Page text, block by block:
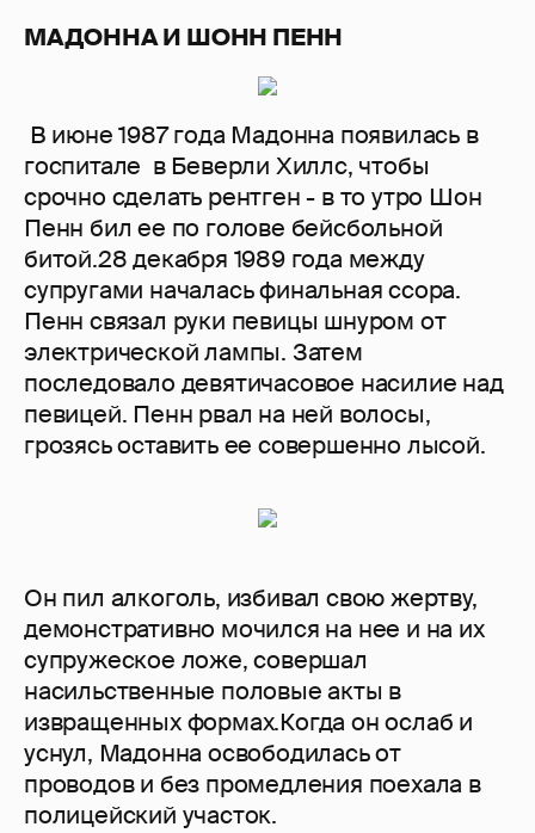
МАДОННА И ШОНН ПЕНН
В июне 1987 года Мадонна появилась в
госпитале в Беверли Хиллс, чтобы
срочно сделать рентген - в то утро Шон
Пенн бил ее по голове бейсбольной
битой.28 декабря 1989 года между
супругами началась финальная ссора.
Пенн связал руки певицы шнуром от
электрической лампы. Затем
последовало девятичасовое насилие над
певицей. Пенн рвал на ней волосы,
грозясь оставить ее совершенно лысой.
Он пил алкоголь, избивал свою жертву,
демонстративно мочился на нее и на их
супружеское ложе, совершал
насильственные половые акты в
извращенных формах.Когда он ослаб и
уснул, Мадонна освободилась от
проводов и без промедления поехала в
полицейский участок.